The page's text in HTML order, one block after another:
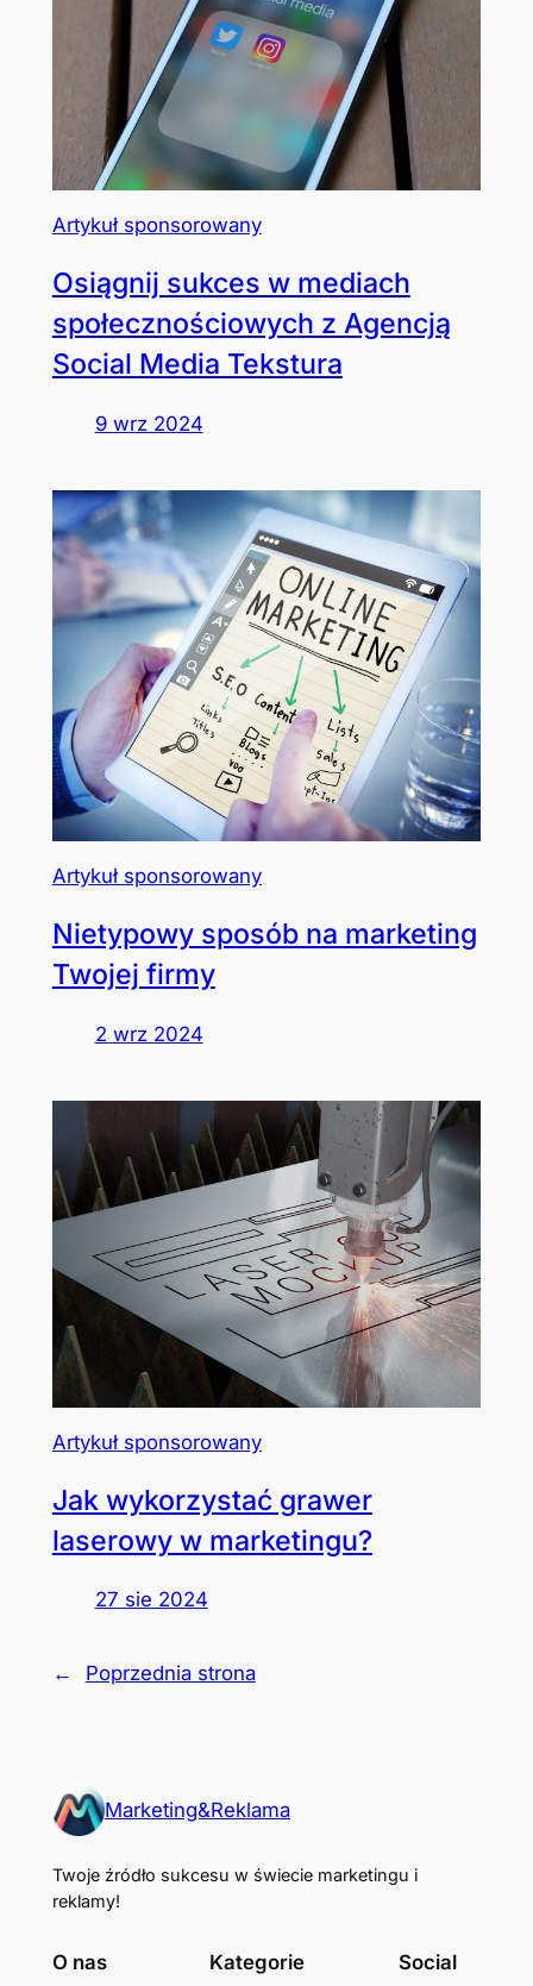
Artykuł sponsorowany
Osiągnij sukces w mediach
społecznościowych z Agencją
Social Media Tekstura
9 wrz 2024
Artykuł sponsorowany
Nietypowy sposób na marketing
Twojej firmy
2 wrz 2024
Artykuł sponsorowany
Jak wykorzystać grawer
laserowy w marketingu?
27 sie 2024
← Poprzednia strona
Marketing&Reklama
Twoje źródło sukcesu w świecie marketingu i
reklamy!
O nas Kategorie Social